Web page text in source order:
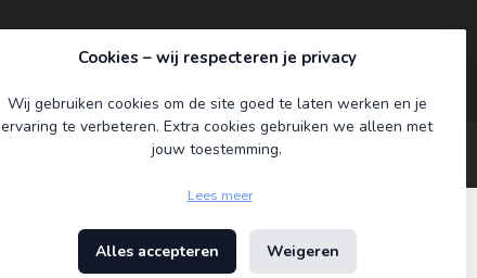
Cookies – wij respecteren je privacy
Wij gebruiken cookies om de site goed te laten werken en je
ervaring te verbeteren. Extra cookies gebruiken we alleen met
jouw toestemming.
Lees meer
Alles accepteren Weigeren